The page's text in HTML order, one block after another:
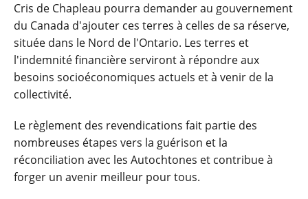
Cris de Chapleau pourra demander au gouvernement
du Canada d'ajouter ces terres à celles de sa réserve,
située dans le Nord de l'Ontario. Les terres et
l'indemnité financière serviront à répondre aux
besoins socioéconomiques actuels et à venir de la
collectivité.
Le règlement des revendications fait partie des
nombreuses étapes vers la guérison et la
réconciliation avec les Autochtones et contribue à
forger un avenir meilleur pour tous.